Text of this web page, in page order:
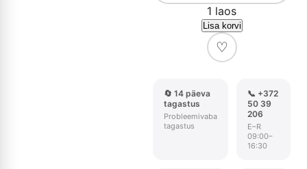
1 laos
Lisa korvi
♡
🔄 14 päeva
tagastus
Probleemivaba
tagastus
📞 +372
50 39
206
E–R
09:00–
16:30